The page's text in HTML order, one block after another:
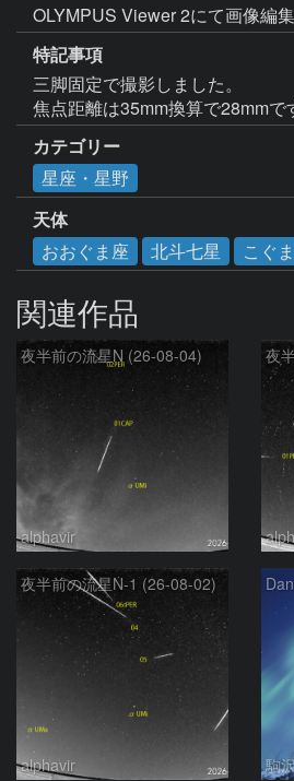
OLYMPUS Viewer 2にて画像編集
特記事項
三脚固定で撮影しました。
焦点距離は35mm換算で28mmで
カテゴリー
星座・星野
天体
おおぐま座
北斗七星 こぐ
関連作品
夜半前の流星N (26-08-04)
alphavir
夜
夜半前の流星N-1 (26-08-02)
alphavir 駒